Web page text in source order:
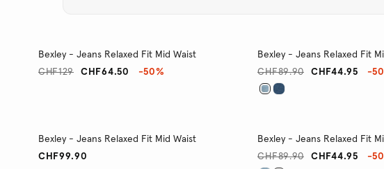
Bexley - Jeans Relaxed Fit Mid Waist
CHF64.50
CHF129 -50%
Bexley - Jeans Relaxed Fit
CHF44.95
CHF89.90 -
Bexley - Jeans Relaxed Fit Mid Waist
CHF99.90
Bexley - Jeans Relaxed Fit
CHF44.95
CHF89.90 -